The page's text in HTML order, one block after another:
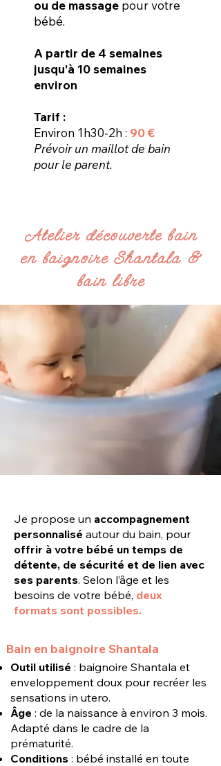
ou de massage pour votre
bébé.
A partir de 4 semaines
jusqu'à 10 semaines
environ
Tarif :
Environ 1h30-2h : 90 €
Prévoir un maillot de bain
pour le parent.
Atelier découverte bain
en baignoire Shantala &
bain libre
Je propose un accompagnement
personnalisé autour du bain, pour
offrir à votre bébé un temps de
détente, de sécurité et de lien avec
ses parents. Selon l’âge et les
besoins de votre bébé, deux
formats sont possibles.
Bain en baignoire Shantala
Outil utilisé : baignoire Shantala et
enveloppement doux pour recréer les
sensations in utero.
Âge : de la naissance à environ 3 mois.
Adapté dans le cadre de la
prématurité.
Conditions : bébé installé en toute